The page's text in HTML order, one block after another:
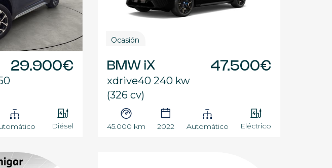
29.900€
Diésel
Ocasión
BMW iX
xdrive40 240 kw
(326 cv)
47.500€
45.000 km 2022 Automático Eléctrico